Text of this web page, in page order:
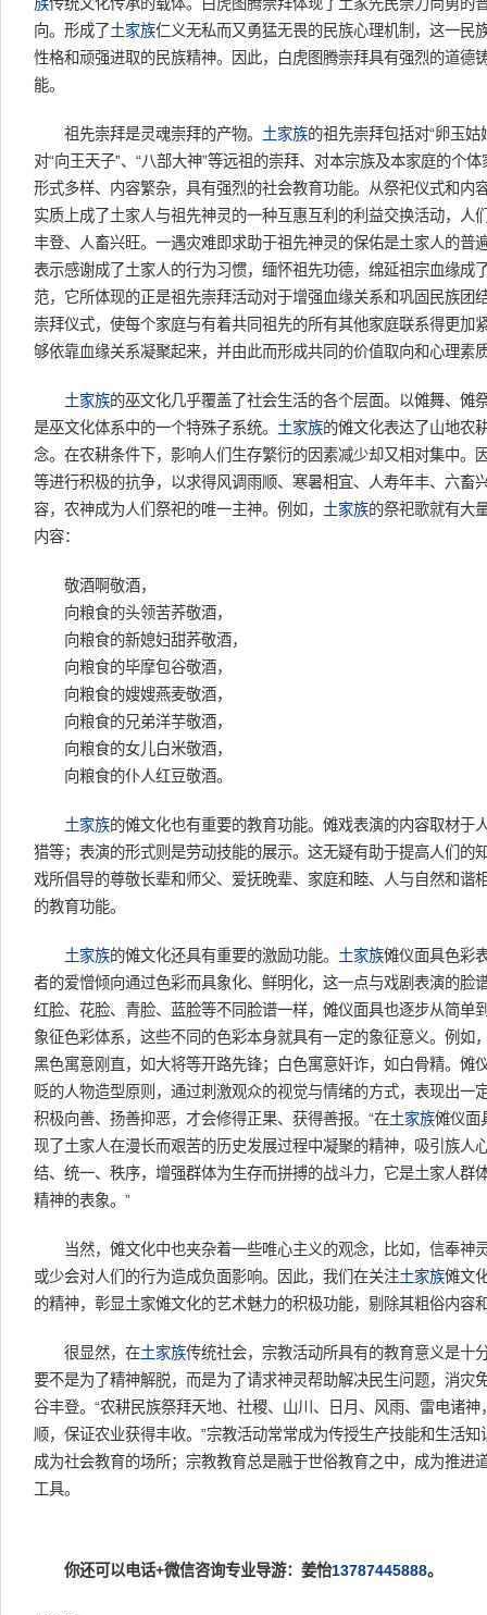
向。形成了土家族仁义无私而又勇猛无畏的民族心理机制，这一民
性格和顽强进取的民族精神。因此，白虎图腾崇拜具有强烈的道德
能。
祖先崇拜是灵魂崇拜的产物。 土家族的祖先崇拜包括对“卵玉姑
对“向王天子”、“八部大神”等远祖的崇拜、对本宗族及本家庭的个
形式多样、内容繁杂，具有强烈的社会教育功能。从祭祀仪式和内
实质上成了土家人与祖先神灵的一种互惠互利的利益交换活动，人
丰登、人畜兴旺。一遇灾难即求助于祖先神灵的保佑是土家人的普
表示感谢成了土家人的行为习惯，缅怀祖先功德，绵延祖宗血缘成
范，它所体现的正是祖先崇拜活动对于增强血缘关系和巩固民族团
崇拜仪式，使每个家庭与有着共同祖先的所有其他家庭联系得更加
够依靠血缘关系凝聚起来，并由此而形成共同的价值取向和心理素
土家族的巫文化几乎覆盖了社会生活的各个层面。以傩舞、傩
是巫文化体系中的一个特殊子系统。 土家族的傩文化表达了山地农
念。在农耕条件下，影响人们生存繁衍的因素减少却又相对集中。
等进行积极的抗争，以求得风调雨顺、寒暑相宜、人寿年丰、六畜
容，农神成为人们祭祀的唯一主神。例如， 土家族的祭祀歌就有大
内容：
敬酒啊敬酒，
向粮食的头领苦荞敬酒，
向粮食的新媳妇甜荞敬酒，
向粮食的毕摩包谷敬酒，
向粮食的嫂嫂燕麦敬酒，
向粮食的兄弟洋芋敬酒，
向粮食的女儿白米敬酒，
向粮食的仆人红豆敬酒。
土家族的傩文化也有重要的教育功能。傩戏表演的内容取材于
猎等；表演的形式则是劳动技能的展示。这无疑有助于提高人们的
戏所倡导的尊敬长辈和师父、爱抚晚辈、家庭和睦、人与自然和谐
的教育功能。
土家族的傩文化还具有重要的激励功能。 土家族傩仪面具色彩
者的爱憎倾向通过色彩而具象化、鲜明化，这一点与戏剧表演的脸
红脸、花脸、青脸、蓝脸等不同脸谱一样，傩仪面具也逐步从简单
象征色彩体系，这些不同的色彩本身就具有一定的象征意义。例如
黑色寓意刚直，如大将等开路先锋；白色寓意奸诈，如白骨精。傩
贬的人物造型原则，通过刺激观众的视觉与情绪的方式，表现出一
积极向善、扬善抑恶，才会修得正果、获得善报。“在土家族傩仪面
现了土家人在漫长而艰苦的历史发展过程中凝聚的精神，吸引族人
结、统一、秩序，增强群体为生存而拼搏的战斗力，它是土家人群
精神的表象。”
当然，傩文化中也夹杂着一些唯心主义的观念，比如，信奉神
或少会对人们的行为造成负面影响。因此，我们在关注土家族傩文
的精神，彰显土家傩文化的艺术魅力的积极功能，剔除其粗俗内容
很显然，在土家族传统社会，宗教活动所具有的教育意义是十
要不是为了精神解脱，而是为了请求神灵帮助解决民生问题，消灾
谷丰登。“农耕民族祭拜天地、社稷、山川、日月、风雨、雷电诸
顺，保证农业获得丰收。”宗教活动常常成为传授生产技能和生活
成为社会教育的场所；宗教教育总是融于世俗教育之中，成为推进
工具。
你还可以电话+微信咨询专业导游：姜怡13787445888。